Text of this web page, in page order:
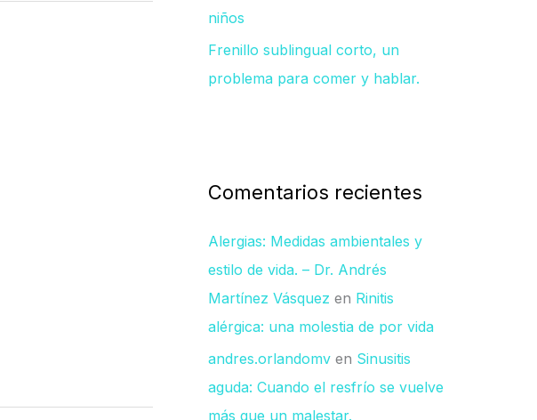
niños
Frenillo sublingual corto, un
problema para comer y hablar.
Comentarios recientes
Alergias: Medidas ambientales y
estilo de vida. – Dr. Andrés
Martínez Vásquez en Rinitis
alérgica: una molestia de por vida
andres.orlandomv en Sinusitis
aguda: Cuando el resfrío se vuelve
más que un malestar.